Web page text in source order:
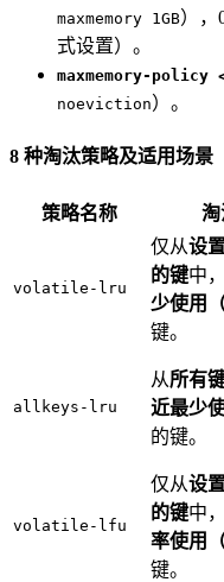
maxmemory 1GB），
式设置）。
maxmemory-policy
noeviction）。
8 种淘汰策略及适用场景
策略名称 淘
volatile-lru
仅从设
的键中
少使用
键。
allkeys-lru
从所有
近最少
的键。
volatile-lfu
仅从设
的键中
率使用
键。